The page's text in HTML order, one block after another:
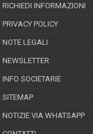
RICHIEDI INFORMAZIONI
PRIVACY POLICY
NOTE LEGALI
NEWSLETTER
INFO SOCIETARIE
SITEMAP
NOTIZIE VIA WHATSAPP